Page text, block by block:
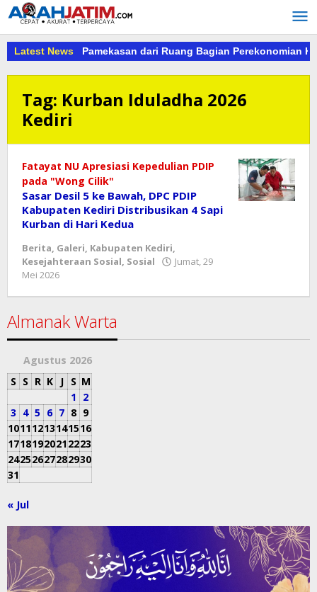
Lewati
ke
konten
Latest News
Kejari Pamekasan dari Ruang Bagian Perekonomian
Tag: Kurban Iduladha 2026
Kediri
​Fatayat NU Apresiasi Kepedulian PDIP
pada "Wong Cilik"
Sasar Desil 5 ke Bawah, DPC PDIP
Kabupaten Kediri Distribusikan 4 Sapi
Kurban di Hari Kedua
Berita, Galeri, Kabupaten Kediri,
Kesejahteraan Sosial, Sosial
Jumat, 29
Mei 2026
Almanak Warta
Agustus 2026
S S R K J S M
1 2
3 4 5 6 7 8 9
10111213141516
17181920212223
24252627282930
31
« Jul